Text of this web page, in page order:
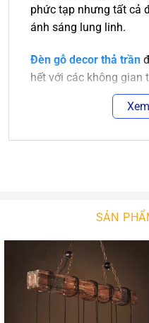
phức tạp nhưng tất cả
ánh sáng lung linh.
Đèn gỗ decor thả trần
hết với các không gian
khách sang trọng đến
sự ấm áp thì đều có
Với kiểu dáng và kích
Cho dù không gian có
đến đâu thì sự xuất
mang đến sự cân
trang nhã và thanh
SẢN